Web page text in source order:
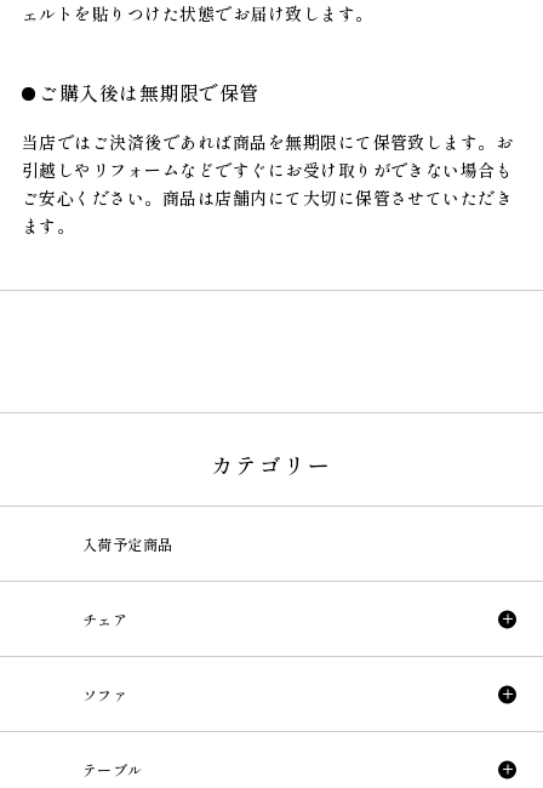
ェルトを貼りつけた状態でお届け致します。
ご購入後は無期限で保管
当店ではご決済後であれば商品を無期限にて保管致します。お
引越しやリフォームなどですぐにお受け取りができない場合も
ご安心ください。商品は店舗内にて大切に保管させていただき
ます。
カテゴリー
入荷予定商品
チェア
ソファ
テーブル